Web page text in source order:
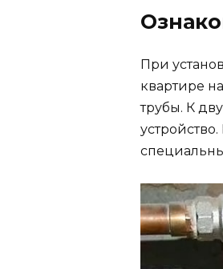
При
квартире
трубы. К